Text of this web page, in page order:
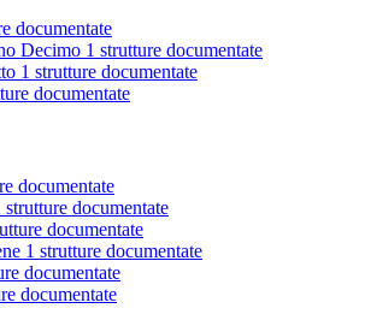
documentate
Decimo 1 strutture documentate
1 strutture documentate
documentate
documentate
strutture documentate
documentate
1 strutture documentate
documentate
documentate